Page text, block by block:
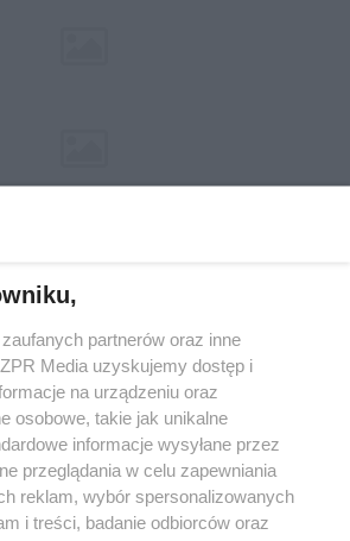
w serwisie nie może być powielany i
rozpowszechniany w jakikolwiek sposób (w
lub mechaniczny) na jakimkolwiek polu
formie, włącznie z umieszczaniem w
zgody właściciela praw. Jakiekolwiek użycie lub
całości lub w części z naruszeniem prawa,
jest zabronione pod groźbą kary i może być
partnerów oraz inne
Media uzyskujemy dostęp i
na urządzeniu oraz
osobowe, takie jak unikalne
informacje wysyłane przez
przeglądania w celu zapewniania
reklam, wybór spersonalizowanych
i treści, badanie odbiorców oraz